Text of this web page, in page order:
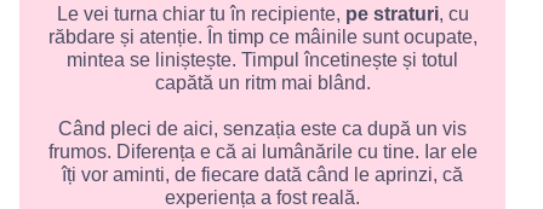
Le vei turna chiar tu în recipiente, pe straturi, cu
răbdare și atenție. În timp ce mâinile sunt ocupate,
mintea se liniștește. Timpul încetinește și totul
capătă un ritm mai blând.
Când pleci de aici, senzația este ca după un vis
frumos. Diferența e că ai lumânările cu tine. Iar ele
îți vor aminti, de fiecare dată când le aprinzi, că
experiența a fost reală.